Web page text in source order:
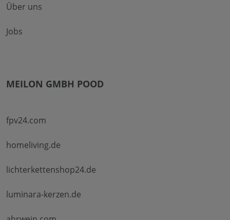
Über uns
Jobs
MEILON GMBH POOD
fpv24.com
homeliving.de
lichterkettenshop24.de
luminara-kerzen.de